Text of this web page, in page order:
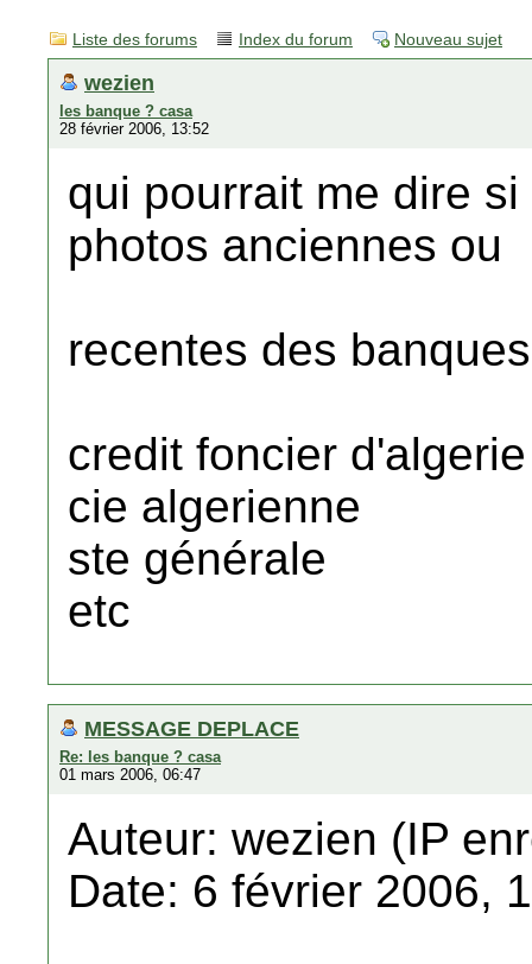
Liste des forums Index du forum Nouveau sujet
wezien
les banque ? casa
28 février 2006, 13:52
qui pourrait me dire
photos anciennes ou
recentes des
credit foncier
cie algerienne
ste générale
etc
MESSAGE DEPLACE
Re: les banque ? casa
01 mars 2006, 06:47
Auteur: wezien (IP
Date: 6 février 2006,